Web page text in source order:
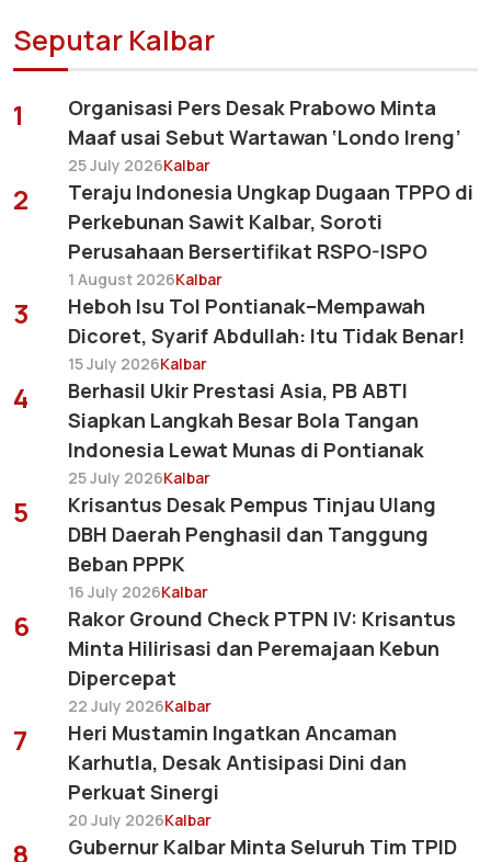
Seputar Kalbar
1
Organisasi Pers Desak Prabowo Minta
Maaf usai Sebut Wartawan ‘Londo Ireng’
25 July 2026Kalbar
2
Teraju Indonesia Ungkap Dugaan TPPO di
Perkebunan Sawit Kalbar, Soroti
Perusahaan Bersertifikat RSPO-ISPO
1 August 2026Kalbar
3
Heboh Isu Tol Pontianak–Mempawah
Dicoret, Syarif Abdullah: Itu Tidak Benar!
15 July 2026Kalbar
4
Berhasil Ukir Prestasi Asia, PB ABTI
Siapkan Langkah Besar Bola Tangan
Indonesia Lewat Munas di Pontianak
25 July 2026Kalbar
5
Krisantus Desak Pempus Tinjau Ulang
DBH Daerah Penghasil dan Tanggung
Beban PPPK
16 July 2026Kalbar
6
Rakor Ground Check PTPN IV: Krisantus
Minta Hilirisasi dan Peremajaan Kebun
Dipercepat
22 July 2026Kalbar
7
Heri Mustamin Ingatkan Ancaman
Karhutla, Desak Antisipasi Dini dan
Perkuat Sinergi
20 July 2026Kalbar
8
Gubernur Kalbar Minta Seluruh Tim TPID